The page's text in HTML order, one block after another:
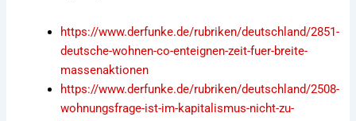
https://www.derfunke.de/rubriken/deutschland/2851-
deutsche-wohnen-co-enteignen-zeit-fuer-breite-
massenaktionen
https://www.derfunke.de/rubriken/deutschland/2508-
wohnungsfrage-ist-im-kapitalismus-nicht-zu-